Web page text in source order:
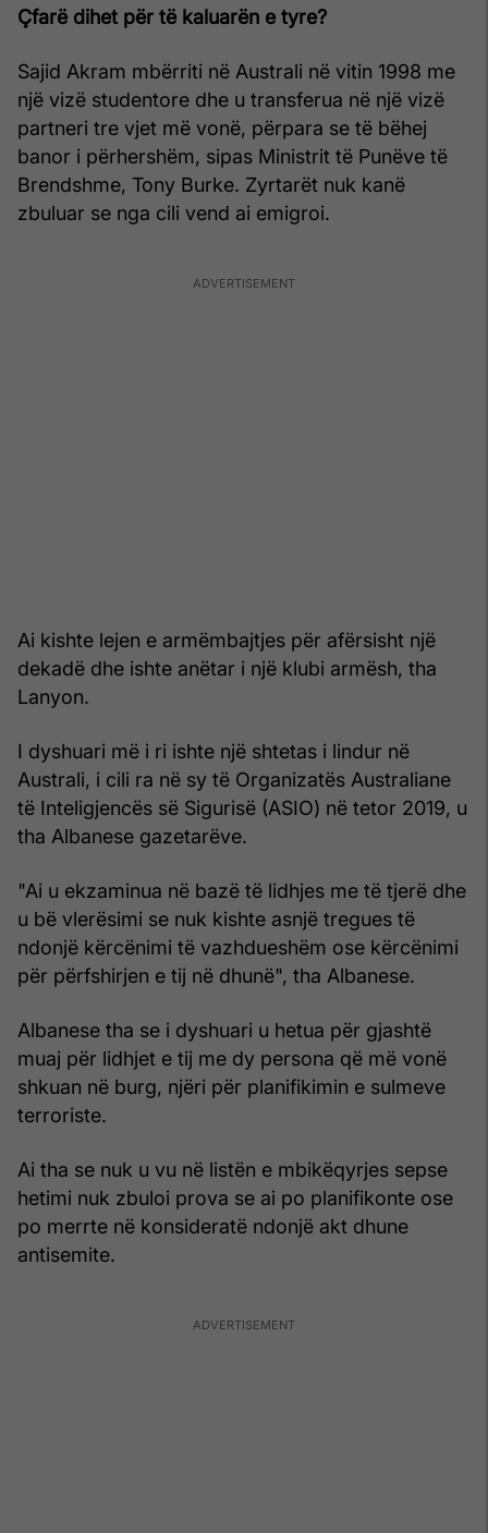
Çfarë dihet për të kaluarën e tyre?
Sajid Akram mbërriti në Australi në vitin 1998 me
një vizë studentore dhe u transferua në një vizë
partneri tre vjet më vonë, përpara se të bëhej
banor i përhershëm, sipas Ministrit të Punëve të
Brendshme, Tony Burke. Zyrtarët nuk kanë
zbuluar se nga cili vend ai emigroi.
Ai kishte lejen e armëmbajtjes për afërsisht një
dekadë dhe ishte anëtar i një klubi armësh, tha
Lanyon.
I dyshuari më i ri ishte një shtetas i lindur në
Australi, i cili ra në sy të Organizatës Australiane
të Inteligjencës së Sigurisë (ASIO) në tetor 2019, u
tha Albanese gazetarëve.
"Ai u ekzaminua në bazë të lidhjes me të tjerë dhe
u bë vlerësimi se nuk kishte asnjë tregues të
ndonjë kërcënimi të vazhdueshëm ose kërcënimi
për përfshirjen e tij në dhunë", tha Albanese.
Albanese tha se i dyshuari u hetua për gjashtë
muaj për lidhjet e tij me dy persona që më vonë
shkuan në burg, njëri për planifikimin e sulmeve
terroriste.
Ai tha se nuk u vu në listën e mbikëqyrjes sepse
hetimi nuk zbuloi prova se ai po planifikonte ose
po merrte në konsideratë ndonjë akt dhune
antisemite.